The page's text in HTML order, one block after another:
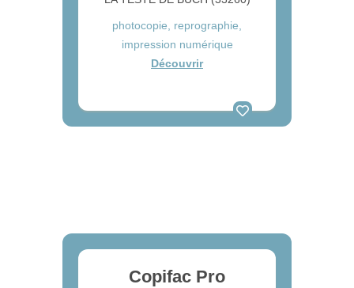
photocopie, reprographie,
impression numérique
Découvrir
Copifac Pro